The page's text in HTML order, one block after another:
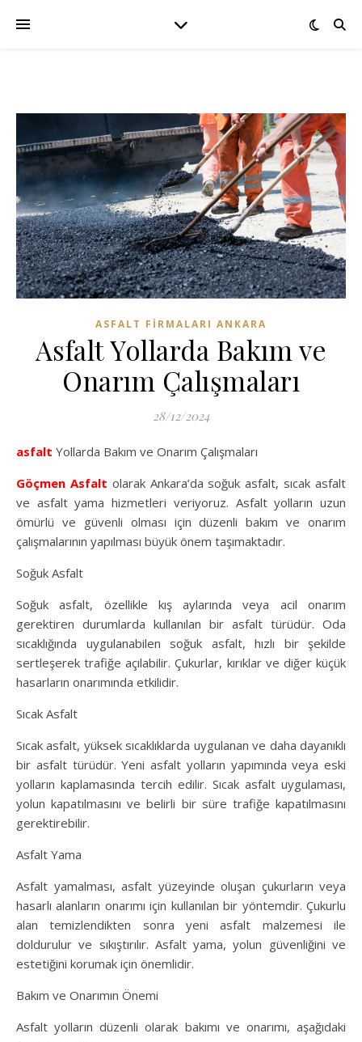
ASFALT FIRMALARI ANKARA
Asfalt Yollarda Bakım ve
Onarım Çalışmaları
28/12/2024
asfalt Yollarda Bakım ve Onarım Çalışmaları
Göçmen Asfalt olarak Ankara’da soğuk asfalt, sıcak asfalt
ve asfalt yama hizmetleri veriyoruz. Asfalt yolların uzun
ömürlü ve güvenli olması için düzenli bakım ve onarım
çalışmalarının yapılması büyük önem taşımaktadır.
Soğuk Asfalt
Soğuk asfalt, özellikle kış aylarında veya acil onarım
gerektiren durumlarda kullanılan bir asfalt türüdür. Oda
sıcaklığında uygulanabilen soğuk asfalt, hızlı bir şekilde
sertleşerek trafiğe açılabilir. Çukurlar, kırıklar ve diğer küçük
hasarların onarımında etkilidir.
Sıcak Asfalt
Sıcak asfalt, yüksek sıcaklıklarda uygulanan ve daha dayanıklı
bir asfalt türüdür. Yeni asfalt yolların yapımında veya eski
yolların kaplamasında tercih edilir. Sıcak asfalt uygulaması,
yolun kapatılmasını ve belirli bir süre trafiğe kapatılmasını
gerektirebilir.
Asfalt Yama
Asfalt yamalması, asfalt yüzeyinde oluşan çukurların veya
hasarlı alanların onarımı için kullanılan bir yöntemdir. Çukurlu
alan temizlendikten sonra yeni asfalt malzemesi ile
doldurulur ve sıkıştırılır. Asfalt yama, yolun güvenliğini ve
estetiğini korumak için önemlidir.
Bakım ve Onarımın Önemi
Asfalt yolların düzenli olarak bakımı ve onarımı, aşağıdaki